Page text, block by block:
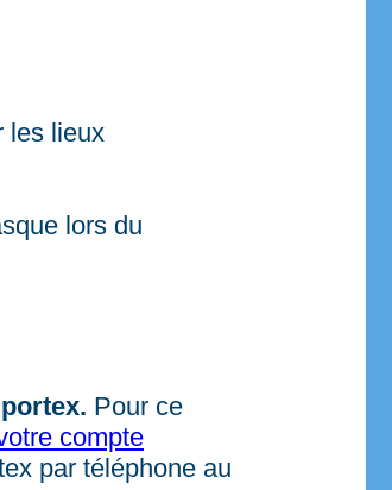
les lieux
lors du
Pour ce
compte
par téléphone au